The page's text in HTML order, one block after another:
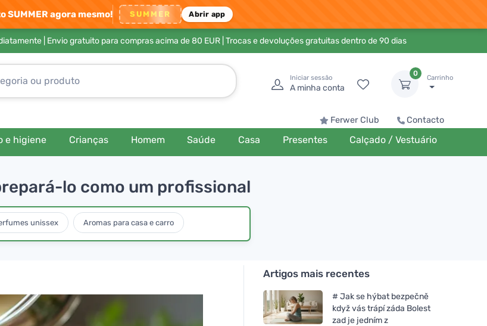
SUMMER agora mesmo! SUMMER Abrir app
| Envio gratuito para compras acima de 80 EUR| Trocas e devoluções gratuitas dentro de 90 dias
Iniciar sessão
A minha conta
0
Carrinho
Ferwer Club Contacto
e higiene Crianças Homem Saúde Casa Presentes Calçado / Vestuário
lo como um profissional
unissex Aromas para casa e carro
Artigos mais recentes
# Jak se hýbat bezpečně
když vás trápí záda Bolest
zad je jedním z